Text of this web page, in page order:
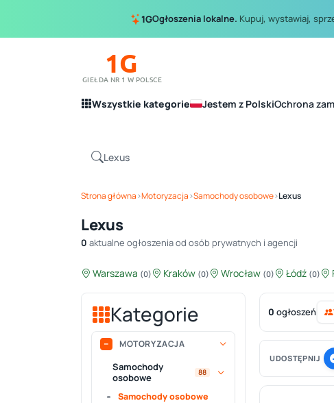
1GOgłoszenia lokalne. Kupuj, wystawiaj,
1G
GIEŁDA NR 1 W POLSCE
Wszystkie kategorie Jestem z PolskiOchrona
Strona główna›Motoryzacja›Samochody osobowe›Lexus
Lexus
0 aktualne ogłoszenia od osób prywatnych i agencji
Warszawa (0) Kraków (0) Wrocław (0) Łódź (0)
Kategorie
MOTORYZACJA
Samochody
osobowe
88
Samochody osobowe
0 ogłoszeń
UDOSTĘPNIJ